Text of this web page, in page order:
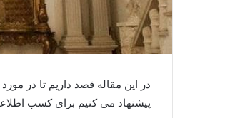
در این مقاله قصد داریم تا در
پیشنهاد می کنیم برای کسب